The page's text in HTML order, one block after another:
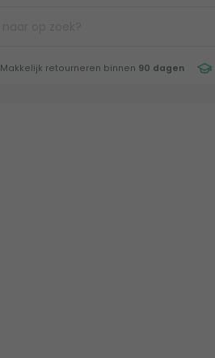
Makkelijk retourneren binnen 90 dagen